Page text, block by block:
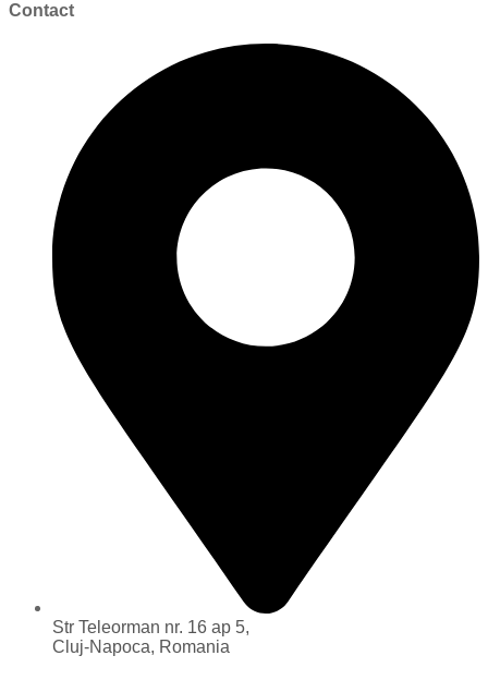
Contact
Str Teleorman nr. 16 ap 5,
Cluj-Napoca, Romania